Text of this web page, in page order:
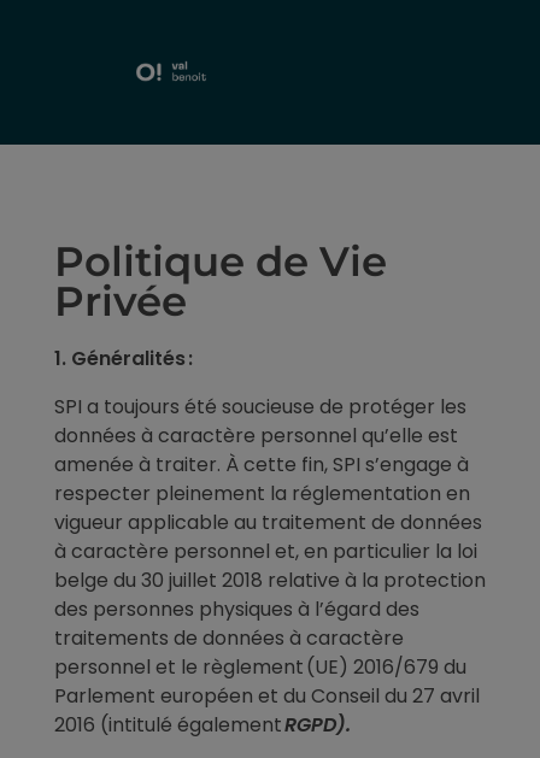
Politique de Vie
Privée
1. Généralités :
SPI a toujours été soucieuse de protéger les
données à caractère personnel qu’elle est
amenée à traiter. À cette fin,SPI s’engage à
respecter pleinement la réglementation en
vigueur applicable au traitement de données
à caractère personnel et, en particulier la loi
belge du 30 juillet 2018 relative à la protection
des personnes physiques à l’égard des
traitements de données à caractère
personnel et le règlement (UE) 2016/679 du
Parlement européen et du Conseil du 27 avril
2016 (intitulé égalementRGPD).